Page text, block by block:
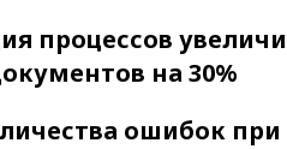
процессов
на 30%
ошибок